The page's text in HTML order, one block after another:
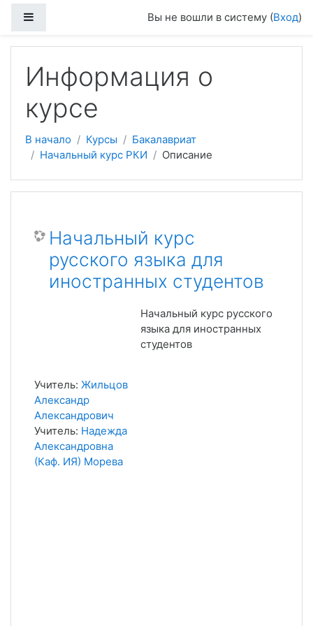
Вы не вошли в систему (Вход)
Информация о
курсе
В начало Курсы
Бакалавриат
Начальный курс РКИ
Описание
Начальный курс
русского языка для
иностранных студентов
Начальный курс русского
языка для иностранных
студентов
Учитель: Жильцов
Александр
Александрович
Учитель: Надежда
Александровна
(Каф. ИЯ) Морева